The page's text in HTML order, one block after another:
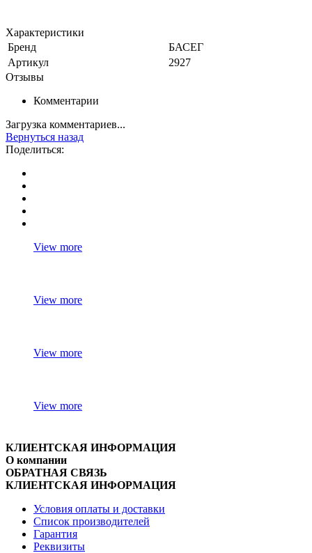
Характеристики
Бренд
БАСЕГ
Артикул
2927
Отзывы
Комментарии
Загрузка комментариев...
Вернуться назад
Поделиться:
View more
View more
View more
View more
КЛИЕНТСКАЯ ИНФОРМАЦИЯ
О компании
ОБРАТНАЯ СВЯЗЬ
КЛИЕНТСКАЯ ИНФОРМАЦИЯ
Условия оплаты и доставки
Список производителей
Гарантия
Реквизиты